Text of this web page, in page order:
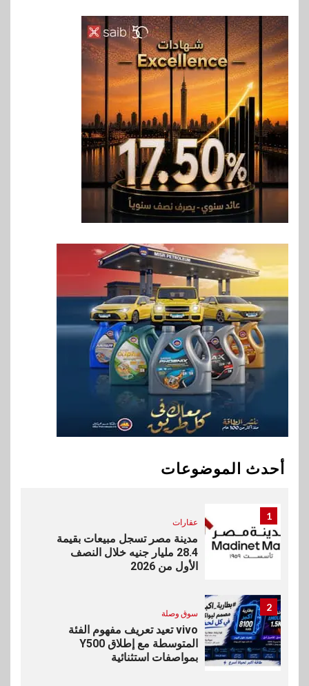
أحدث الموضوعات
6
اقتصاد
ارتفاع أسعار النفط مع تصاعد
المخاوف بشأن مستقبل الملاحة
في مضيق هرمز
7 بنوك
البنك الزراعي يكرم موظفيه
المتميزين بعد تحقيق نتائج قياسية
بالقروض الشخصية خلال الربع
الأول 2026
8
يورو صافي ربح في النصف الأول
2026
9
اخبار
غرفة القاهرة تنظم ندوة إلكترونية
لدعم الصادرات وتحقيق
مستهدفات رؤية مصر 2030
بنوك
العالمي للشباب ويقدم العديد من
العروض المجانية
1
عقارات
مدينة مصر تسجل مبيعات بقيمة
28.4 مليار جنيه خلال النصف
الأول من 2026
2
سوق وصلة
vivo تعيد تعريف مفهوم الفئة
المتوسطة مع إطلاق Y500
بمواصفات استثنائية